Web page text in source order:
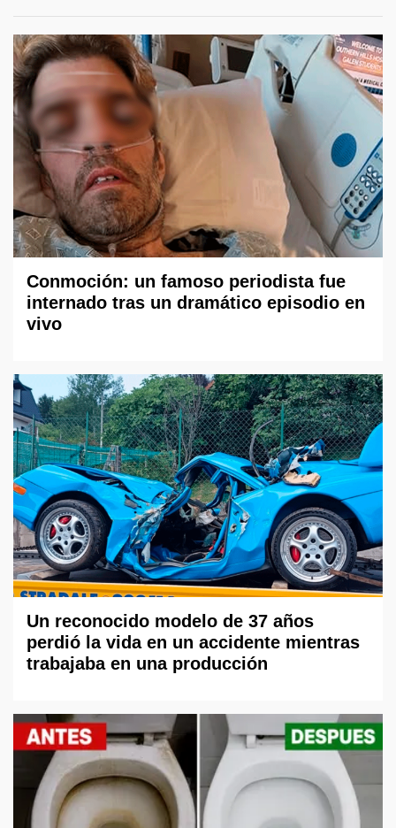
Conmoción: un famoso periodista fue
internado tras un dramático episodio en
vivo
Un reconocido modelo de 37 años
perdió la vida en un accidente mientras
trabajaba en una producción